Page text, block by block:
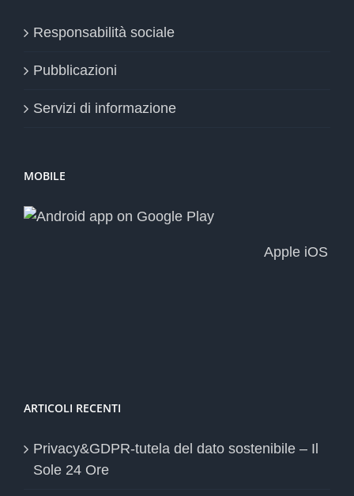
Responsabilità sociale
Pubblicazioni
Servizi di informazione
MOBILE
Apple iOS
ARTICOLI RECENTI
Privacy&GDPR-tutela del dato sostenibile – Il
Sole 24 Ore